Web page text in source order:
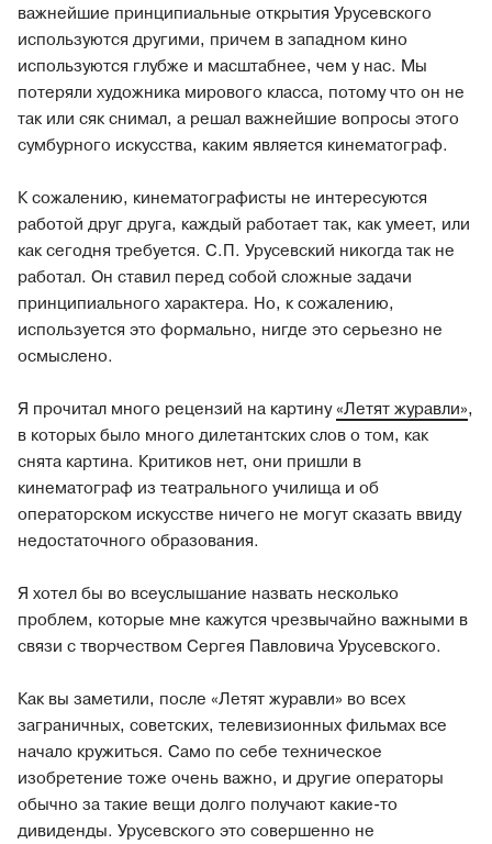
важнейшие принципиальные открытия Урусевского
используются другими, причем в западном кино
используются глубже и масштабнее, чем у нас. Мы
потеряли художника мирового класса, потому что он не
так или сяк снимал, а решал важнейшие вопросы этого
сумбурного искусства, каким является кинематограф.
К сожалению, кинематографисты не интересуются
работой друг друга, каждый работает так, как умеет, или
как сегодня требуется. С.П. Урусевский никогда так не
работал. Он ставил перед собой сложные задачи
принципиального характера. Но, к сожалению,
используется это формально, нигде это серьезно не
осмыслено.
Я прочитал много рецензий на картину«Летят журавли»,
в которых было много дилетантских слов о том, как
снята картина. Критиков нет, они пришли в
кинематограф из театрального училища и об
операторском искусстве ничего не могут сказать ввиду
недостаточного образования.
Я хотел бы во всеуслышание назвать несколько
проблем, которые мне кажутся чрезвычайно важными в
связи с творчеством Сергея Павловича Урусевского.
Как вы заметили, после «Летят журавли» во всех
заграничных, советских, телевизионных фильмах все
начало кружиться. Само по себе техническое
изобретение тоже очень важно, и другие операторы
обычно за такие вещи долго получают какие-то
дивиденды. Урусевского это совершенно не